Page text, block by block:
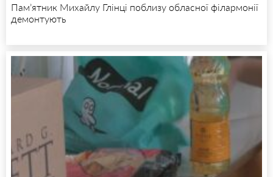
Пам’ятник Михайлу Глінці поблизу обласної філармонії
демонтують